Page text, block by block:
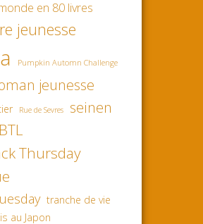
en 80 livres
jeunesse
Pumpkin Automn Challenge
jeunesse
Rue de Sevres seinen
Thursday
tranche de vie
au Japon